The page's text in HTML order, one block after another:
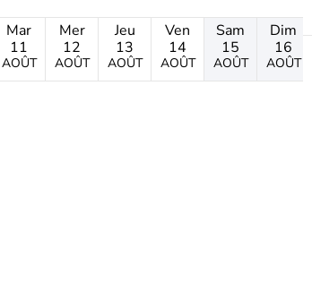
Mar
11
AOÛT
Mer
12
AOÛT
Jeu
13
AOÛT
Ven
14
AOÛT
Sam
15
AOÛT
Dim
16
AOÛT